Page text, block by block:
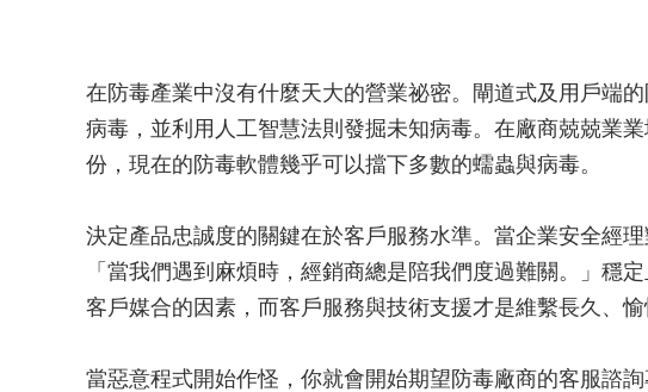
在防毒產業中沒有什麼天大的營業祕密。閘道式及用戶端
病毒，並利用人工智慧法則發掘未知病毒。在廠商兢兢業
份，現在的防毒軟體幾乎可以擋下多數的蠕蟲與病毒。
決定產品忠誠度的關鍵在於客戶服務水準。當企業安全經
「當我們遇到麻煩時，經銷商總是陪我們度過難關。」穩
客戶媒合的因素，而客戶服務與技術支援才是維繫長久、愉
當惡意程式開始作怪，你就會開始期望防毒廠商的客服諮